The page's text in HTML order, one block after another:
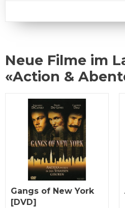
Neue Filme im
«Action &
Gangs of New York
[DVD]